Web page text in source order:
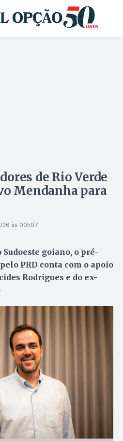
de Rio Verde
Mendanha para
às 00h07
goiano, o pré-
PRD conta com o apoio
Rodrigues e do ex-